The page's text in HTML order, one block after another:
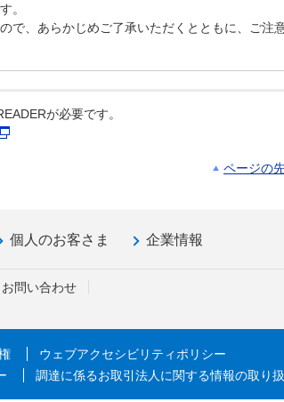
。
で、あらかじめご了承いただくとともに、ご注
が必要です。
ページの
個人のお客さま 企業情報
お問い合わせ
ウェブアクセシビリティポリシー
調達に係るお取引法人に関する情報の取り